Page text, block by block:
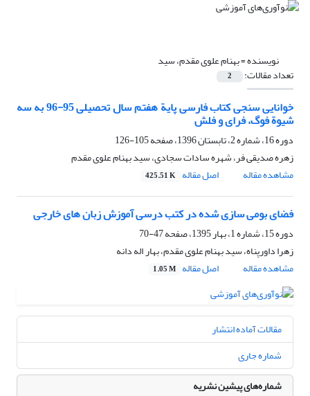
نویسنده =بهنام علوی مقدم، سید
تعداد مقالات: 2
خوانایی سنجی کتاب فارسی پایة هفتم سال تحصیلی 95-96 به سه
شیوة فوگ، فرای و فلش
دوره 16، شماره 2، تابستان 1396، صفحه
105-126
زهره صدیقی فر، شهره سادات سجادی، سید بهنام علوی مقدم
مشاهده مقاله
اصل مقاله 425.51 K
فضای بومی سازی شده در کتب درسی آموزش زبان های خارجی
دوره 15، شماره 1، بهار 1395، صفحه
47-70
زهرا داورپناه، سید بهنام علوی مقدم، بهار اله دانه
مشاهده مقاله
اصل مقاله 1.05 M
مقالات آماده انتشار
شماره جاری
شماره‌های پیشین نشریه